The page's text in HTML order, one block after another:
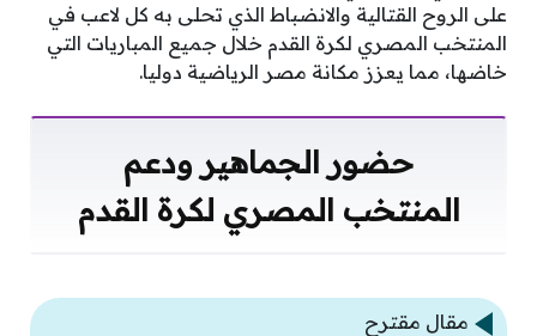
على الروح القتالية والانضباط الذي تحلى به كل لاعب في
المنتخب المصري لكرة القدم خلال جميع المباريات التي
خاضها، مما يعزز مكانة مصر الرياضية دوليا.
حضور الجماهير ودعم
المنتخب المصري لكرة القدم
مقال مقترح